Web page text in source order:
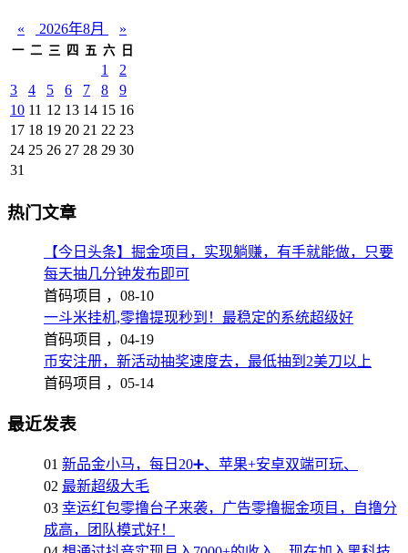
« 2026年8月 »
一 二 三 四 五 六 日
1
2
3
4 5 6 7 8
9
10 11 12 13 14 15 16
17 18 19 20 21 22 23
24 25 26 27 28 29 30
31
热门文章
【今日头条】掘金项目，实现躺赚，有手就能做，只要
每天抽几分钟发布即可
首码项目 ， 08-10
一斗米挂机,零撸提现秒到！最稳定的系统超级好
首码项目 ， 04-19
币安注册，新活动抽奖速度去，最低抽到2美刀以上
首码项目 ， 05-14
最近发表
01 新品金小马，每日20➕、苹果+安卓双端可玩、
02 最新超级大毛
03 幸运红包零撸台子来袭，广告零撸掘金项目，自撸分
成高，团队模式好！